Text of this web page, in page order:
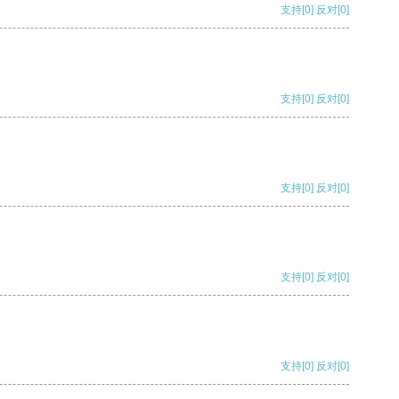
支持[0] 反对[0]
支持[0] 反对[0]
支持[0] 反对[0]
支持[0] 反对[0]
支持[0] 反对[0]